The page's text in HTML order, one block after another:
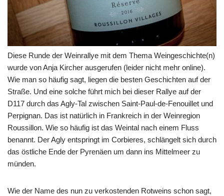
Diese Runde der Weinrallye mit dem Thema Weingeschichte(n)
wurde von Anja Kircher ausgerufen (leider nicht mehr online).
Wie man so häufig sagt, liegen die besten Geschichten auf der
Straße. Und eine solche führt mich bei dieser Rallye auf der
D117 durch das Agly-Tal zwischen Saint-Paul-de-Fenouillet und
Perpignan. Das ist natürlich in Frankreich in der Weinregion
Roussillon. Wie so häufig ist das Weintal nach einem Fluss
benannt. Der Agly entspringt im Corbieres, schlängelt sich durch
das östliche Ende der Pyrenäen um dann ins Mittelmeer zu
münden.
Wie der Name des nun zu verkostenden Rotweins schon sagt,